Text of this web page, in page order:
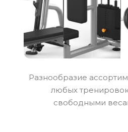
Разнообразие
любых
свободными